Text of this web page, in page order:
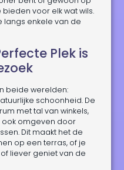
voor elk wat wils.
langs enkele van de
Plek is
beide werelden:
schoonheid. De
met tal van winkels,
ook omgeven door
Dit maakt het de
op een terras, of je
liever geniet van de